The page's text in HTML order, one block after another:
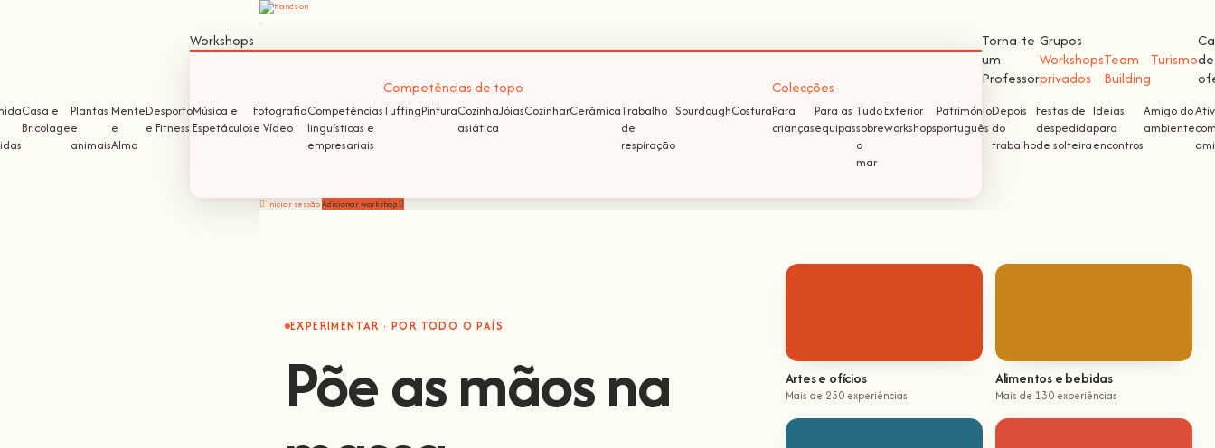
Workshops
Casa e
Bricolage
Plantas
e
animais
Mente
e
Alma
Desporto
e Fitness
Música e
Espetáculos
Fotografia
e Vídeo
Competências
linguísticas e
empresariais
Competências de topo
TuftingPinturaCozinha
asiática
JóiasCozinharCerâmicaTrabalho
de
respiração
SourdoughCostura
Colecções
Para
crianças
Para as
equipas
Tudo
sobre
o
mar
Exterior
workshops
Património
português
Depois
do
trabalho
Festas de
despedida
de solteira
Ideias
para
encontros
Amigo do
ambiente
Torna-te
um
Professor
Grupos
Workshops
privados
Team
Building
Turismode
Iniciar sessãoAdicionar workshop
EXPERIMENTAR · POR TODO O PAÍS
Põe as mãos na Artes e ofícios
Mais de 250 experiências
Alimentos e bebidas
Mais de 130 experiências